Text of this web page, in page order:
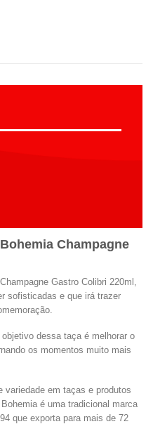
Champagne
Gastro Colibri 220ml,
sofisticadas e que irá trazer
dessa taça é melhorar o
os momentos muito mais
variedade em taças e produtos
é uma tradicional marca
que exporta para mais de 72